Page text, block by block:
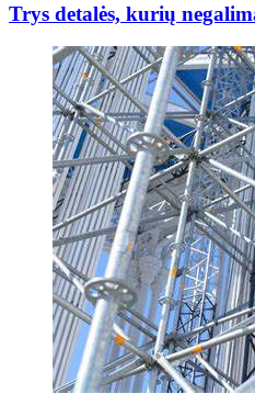
Trys detalės, kurių